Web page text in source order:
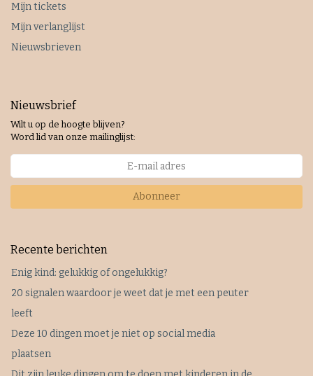
Mijn tickets
Mijn verlanglijst
Nieuwsbrieven
Nieuwsbrief
Wilt u op de hoogte blijven?
Word lid van onze mailinglijst:
Abonneer
Recente berichten
Enig kind: gelukkig of ongelukkig?
20 signalen waardoor je weet dat je met een peuter
leeft
Deze 10 dingen moet je niet op social media
plaatsen